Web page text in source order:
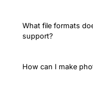
What file formats
support?
How can I make